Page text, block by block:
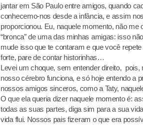
jantar em São Paulo entre amigos, quando
conhecemo-nos desde a infância, e assim
proporcionou. Eu, naquele momento, não
“bronca” de uma das minhas amigas: isso
mude isso que te contaram e que você
forte, pare de contar historinhas…
Levei um choque, sem entender direito,
nosso cérebro funciona, e só hoje entendo a
nossos amigos sinceros, como a Taty,
O que ela queria dizer naquele momento é:
todas as suas partes, diga sim para a sua
vida flui. Nossos pais fizeram o que era